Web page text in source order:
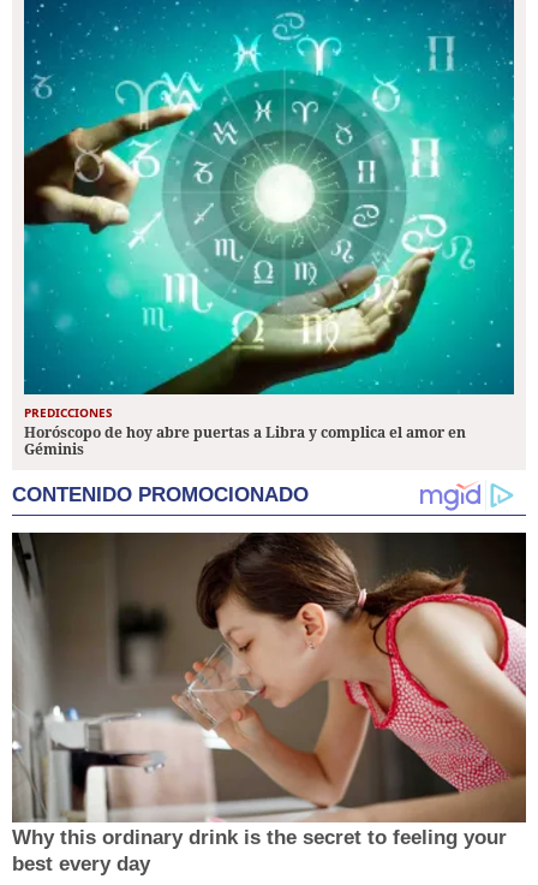
PREDICCIONES
Horóscopo de hoy abre puertas a Libra y complica el amor en
Géminis
CONTENIDO PROMOCIONADO
Why this ordinary drink is the secret to feeling your
best every day